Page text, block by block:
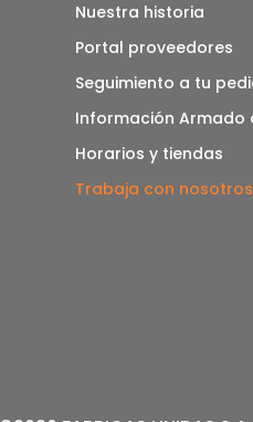
Nuestra historia
Portal proveedores
Seguimiento a tu
Información Armado
Horarios y tiendas
Trabaja con nosotros